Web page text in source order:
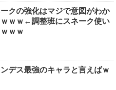
ークの強化はマジで意図がわか
ｗｗ←調整班にスネーク使い
ｗｗ
ンデス最強のキャラと言えばｗ